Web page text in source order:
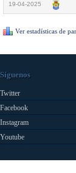
19-04-2025
Ver estadísticas de
Síguenos
Twitter
Facebook
Instagram
Youtube